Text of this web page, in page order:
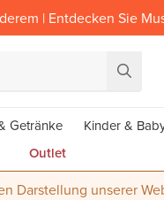
| Entdecken Sie
Getränke Kinder &
Outlet
Darstellung unserer